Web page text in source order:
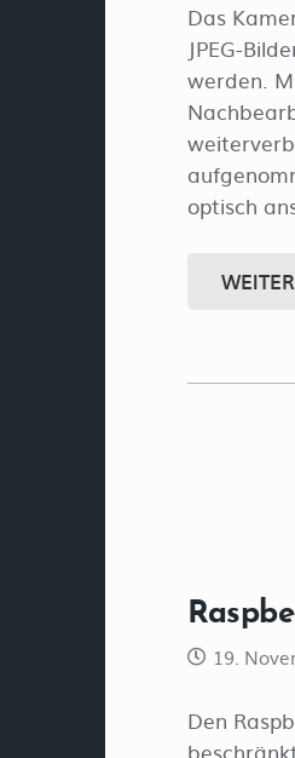
Das
JPEG-
werden.
optisch
19.
Den